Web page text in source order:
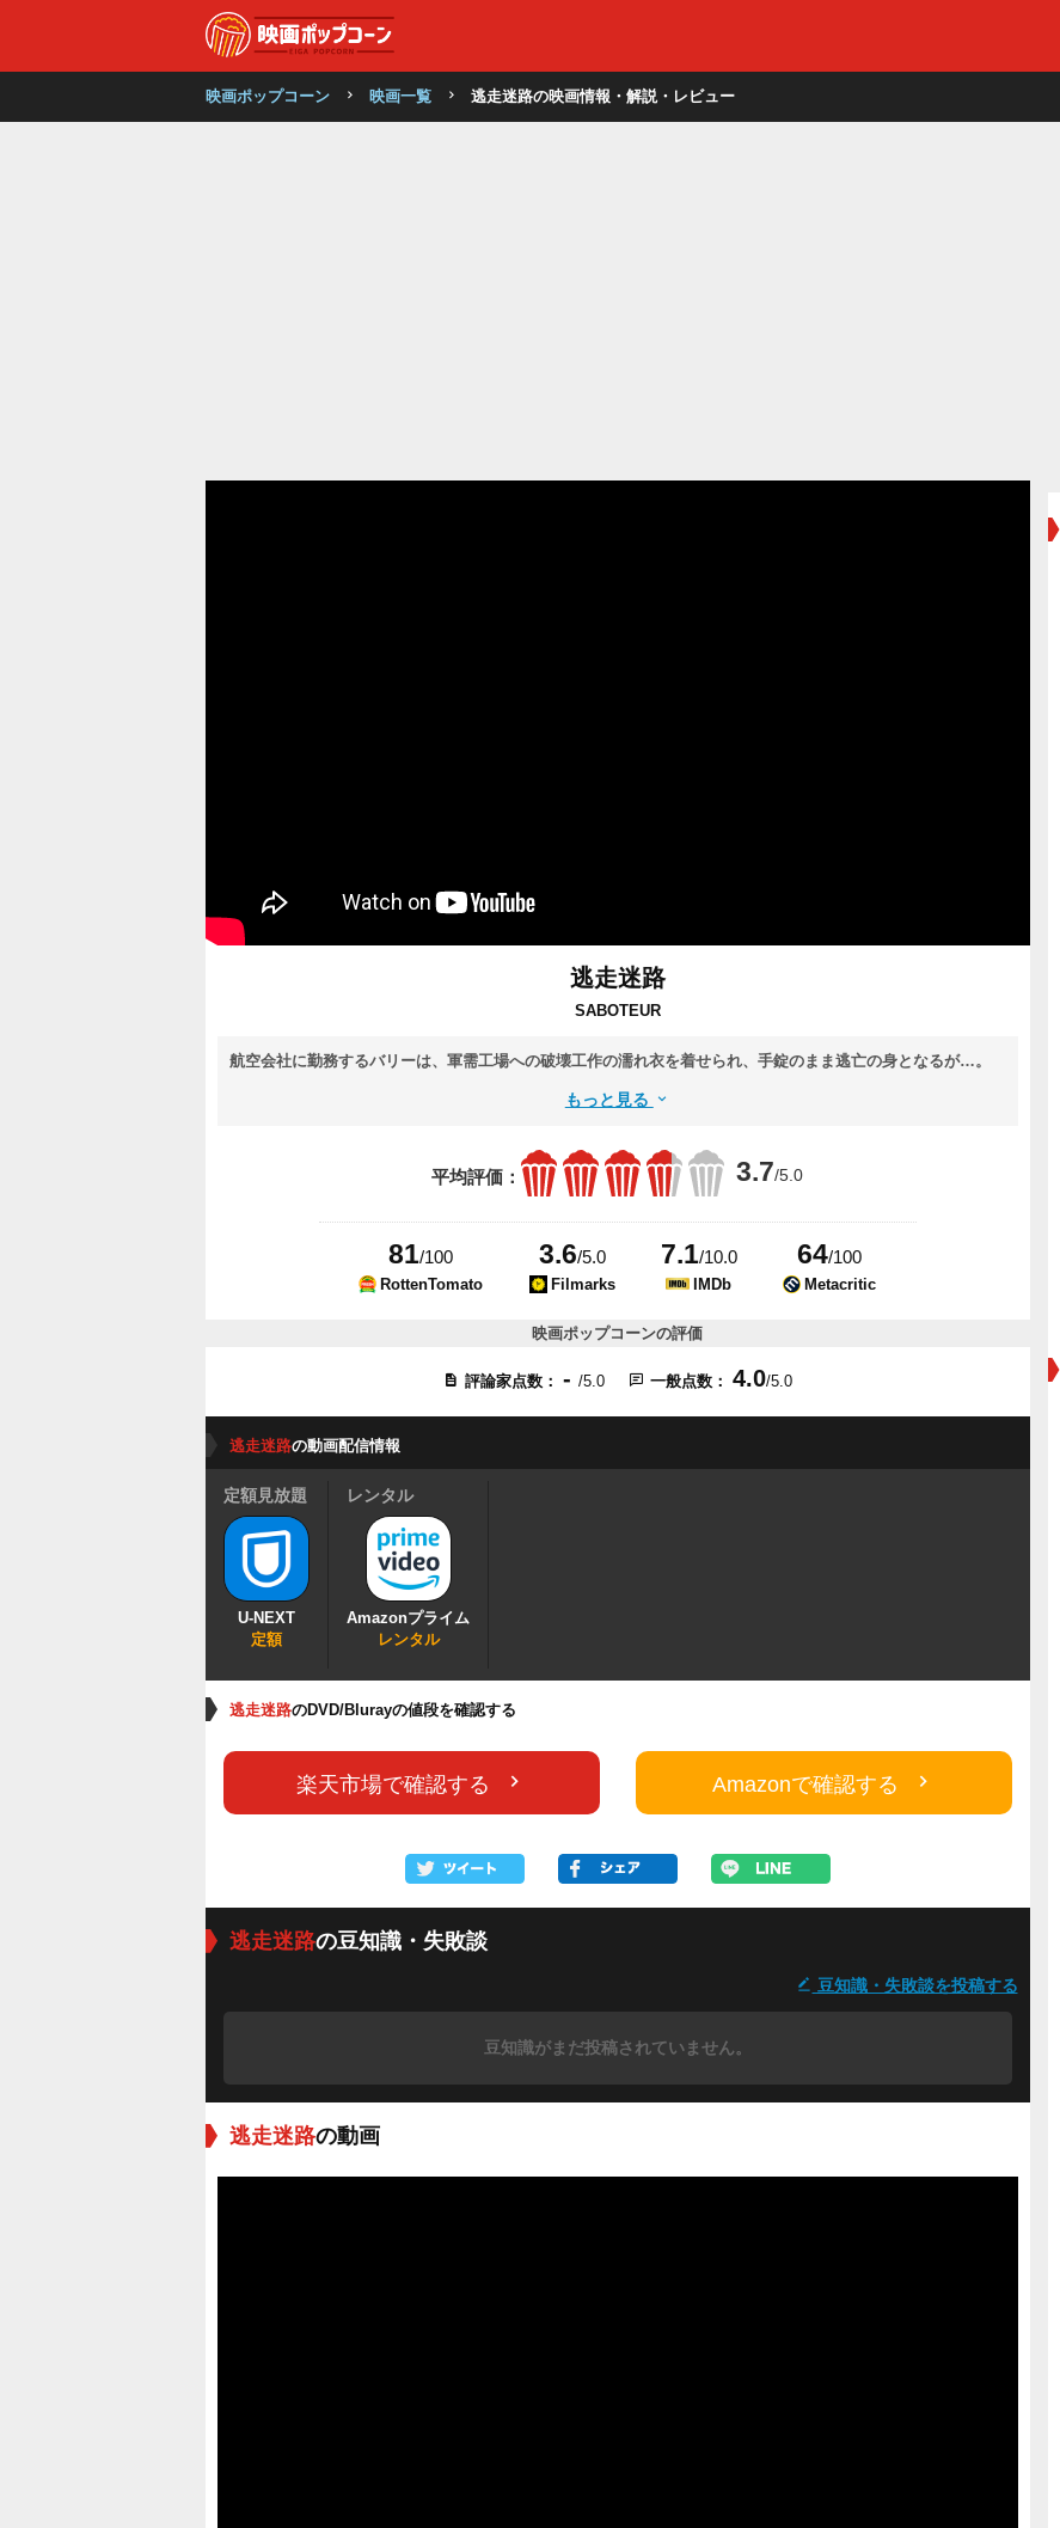
映画ポップコーン 映画一覧 逃走迷路の映画情報・解説・レビュー
逃走迷路
SABOTEUR
航空会社に勤務するバリーは、軍需工場への破壊工作の濡れ衣を着せられ、手錠のまま逃亡の身となるが…。
もっと見る
平均評価： 3.7/5.0
81/100
RottenTomato
3.6/5.0
Filmarks
7.1/10.0
IMDb
64/100
Metacritic
映画ポップコーンの評価
評論家点数： - /5.0 一般点数： 4.0/5.0
逃走迷路の動画配信情報
定額見放題
U-NEXT
定額
レンタル
Amazonプライム
レンタル
逃走迷路のDVD/Blurayの値段を確認する
楽天市場で確認する Amazonで確認する
逃走迷路の豆知識・失敗談
豆知識・失敗談を投稿する
豆知識がまだ投稿されていません。
逃走迷路の動画